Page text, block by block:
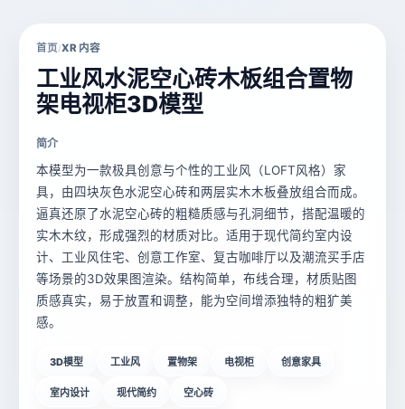
首页/XR 内容
工业风水泥空心砖木板组合置物
架电视柜3D模型
简介
本模型为一款极具创意与个性的工业风（LOFT风格）家
具，由四块灰色水泥空心砖和两层实木木板叠放组合而成。
逼真还原了水泥空心砖的粗糙质感与孔洞细节，搭配温暖的
实木木纹，形成强烈的材质对比。适用于现代简约室内设
计、工业风住宅、创意工作室、复古咖啡厅以及潮流买手店
等场景的3D效果图渲染。结构简单，布线合理，材质贴图
质感真实，易于放置和调整，能为空间增添独特的粗犷美
感。
3D模型 工业风 置物架 电视柜 创意家具
室内设计 现代简约 空心砖